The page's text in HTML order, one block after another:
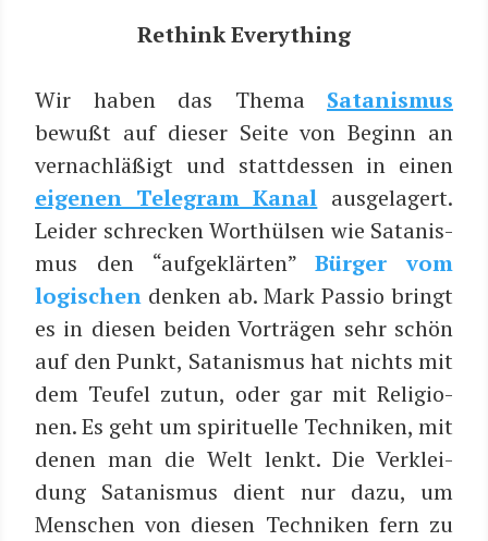
Rethink Ever­y­thing
Wir haben das The­ma Sata­nis­mus
bewußt auf die­ser Sei­te von Beginn an
ver­nach­lä­ßigt und statt­des­sen in einen
eige­nen Tele­gram Kanal aus­ge­la­gert.
Lei­der schre­cken Wort­hül­sen wie Sata­nis­
mus den “auf­ge­klär­ten”Bür­ger vom
logi­schen den­ken ab. Mark Pas­sio bringt
es in die­sen bei­den Vor­trä­gen sehr schön
auf den Punkt, Sata­nis­mus hat nichts mit
dem Teu­fel zutun, oder gar mit Reli­gio­
nen. Es geht um spi­ri­tu­el­le Tech­ni­ken, mit
denen man die Welt lenkt. Die Ver­klei­
dung Sata­nis­mus dient nur dazu, um
Men­schen von die­sen Tech­ni­ken fern zu